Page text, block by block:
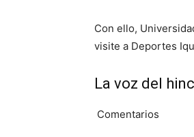
Con ello,
visite a Deportes
La voz del
Comentarios